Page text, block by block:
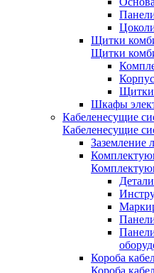
Щитки
Щитки
Щитки
Шкафы
Кабеленесущие
Кабеленесущие
Заземление
Короба
Короба